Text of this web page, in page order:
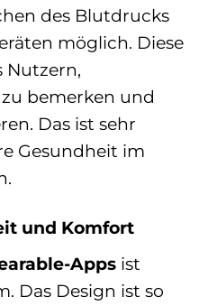
des Blutdrucks
möglich. Diese
Nutzern,
bemerken und
Das ist sehr
Gesundheit im
und Komfort
Apps ist
Das Design ist so